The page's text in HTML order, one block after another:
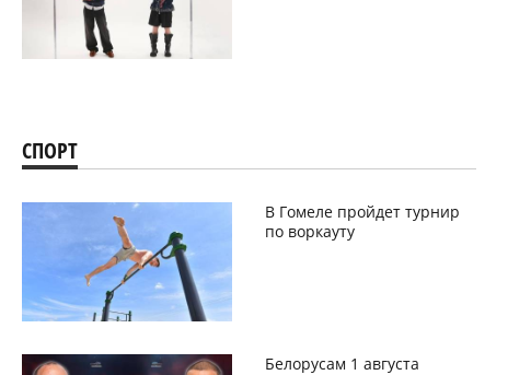
СПОРТ
В Гомеле пройдет турнир
по воркауту
Белорусам 1 августа